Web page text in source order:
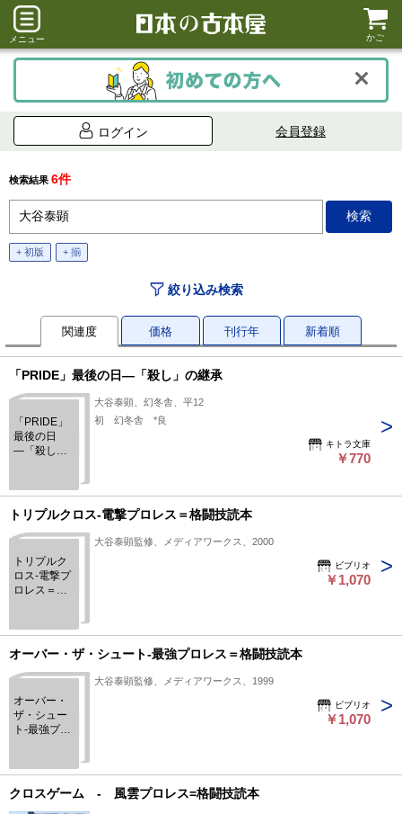
メニュー かご
ログイン 会員登録
検索結果 6件
+ 初版 + 揃
絞り込み検索
関連度 価格 刊行年 新着順
「PRIDE」最後の日―「殺し」の継承
「PRIDE」
最後の日
―「殺し」
大谷泰顕、幻冬舎、平12
初 幻冬舎 *良
キトラ文庫
￥770
トリプルクロス-電撃プロレス＝格闘技読本
トリプルク
ロス-電撃プ
ロレス＝格
大谷泰顕監修、メディアワークス、2000
ビブリオ
￥1,070
オーバー・ザ・シュート-最強プロレス＝格闘技読本
オーバー・
ザ・シュー
ト-最強プロ
大谷泰顕監修、メディアワークス、1999
ビブリオ
￥1,070
クロスゲーム - 風雲プロレス=格闘技読本